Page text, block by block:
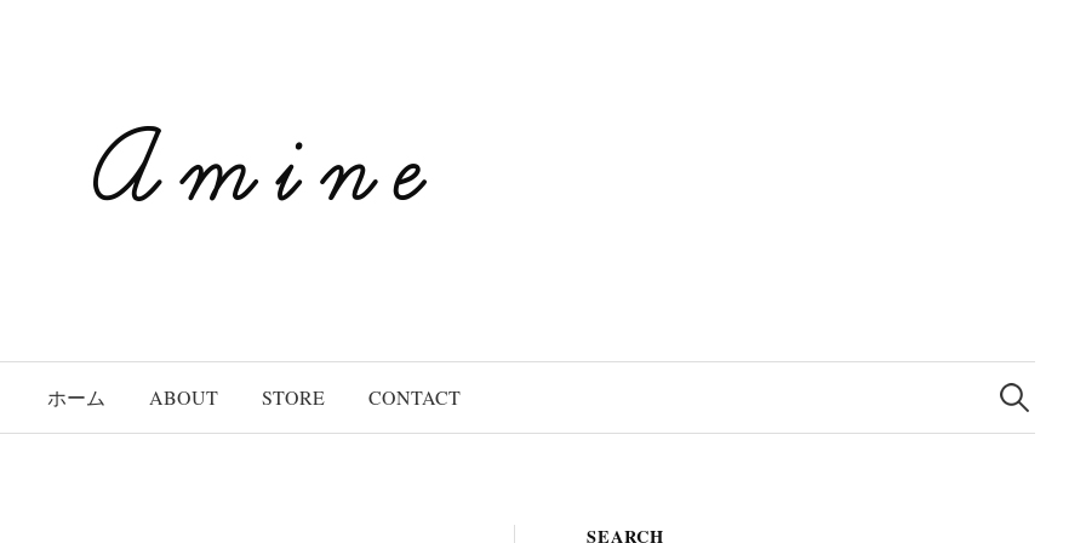
ホーム ABOUT STORE CONTACT 検
SEARCH